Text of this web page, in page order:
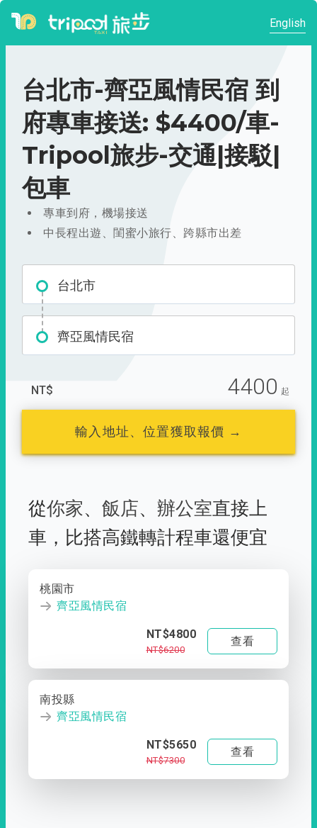
English
台北市-齊亞風情民宿 到
府專車接送: $4400/車-
Tripool旅步-交通|接駁|
包車
專車到府，機場接送
中長程出遊、閨蜜小旅行、跨縣市出差
台北市
齊亞風情民宿
NT$ 4400 起
輸入地址、位置獲取報價 →
從你家、 飯店、 辦公室直接上
車， 比搭高鐵轉計程車還便宜
桃園市
齊亞風情民宿
NT$4800
NT$6200
查看
南投縣
齊亞風情民宿
NT$5650
NT$7300
查看